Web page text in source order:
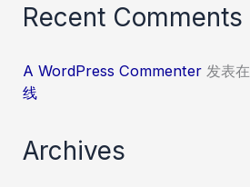
Recent Comments
A WordPress Commenter 发表在
线
Archives